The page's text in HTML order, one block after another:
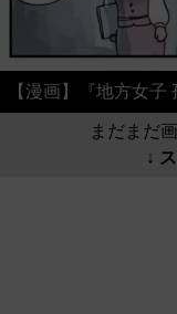
【漫画】『地方女
まだまだ
↓